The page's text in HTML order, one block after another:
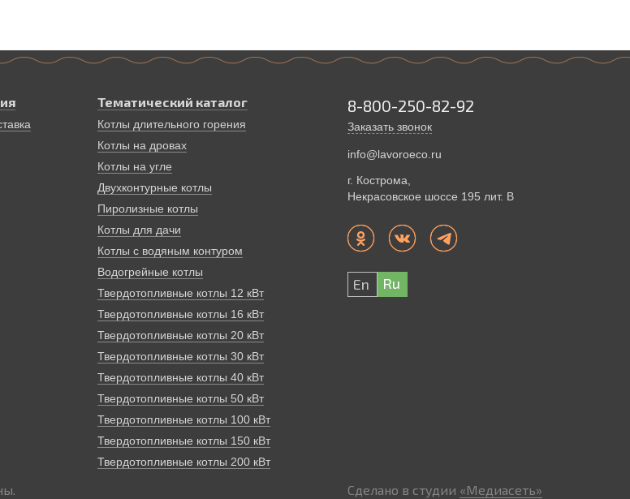
Тематический каталог
Котлы длительного горения
Котлы на дровах
Котлы на угле
Двухконтурные котлы
Пиролизные котлы
Котлы для дачи
Котлы с водяным контуром
Водогрейные котлы
Твердотопливные котлы 12 кВт
Твердотопливные котлы 16 кВт
Твердотопливные котлы 20 кВт
Твердотопливные котлы 30 кВт
Твердотопливные котлы 40 кВт
Твердотопливные котлы 50 кВт
Твердотопливные котлы 100 кВт
Твердотопливные котлы 150 кВт
Твердотопливные котлы 200 кВт
8-800-250-82-92
Заказать звонок
info@lavoroeco.ru
г. Кострома,
Некрасовское шоссе 195 лит. В
En Ru
Сделано в студии «Медиасеть»